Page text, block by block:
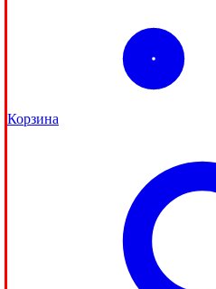
Корзина